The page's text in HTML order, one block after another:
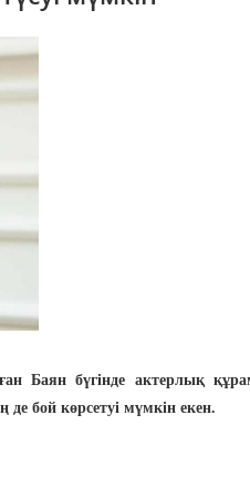
Баян бүгінде актерлық
бой көрсетуі мүмкін екен.